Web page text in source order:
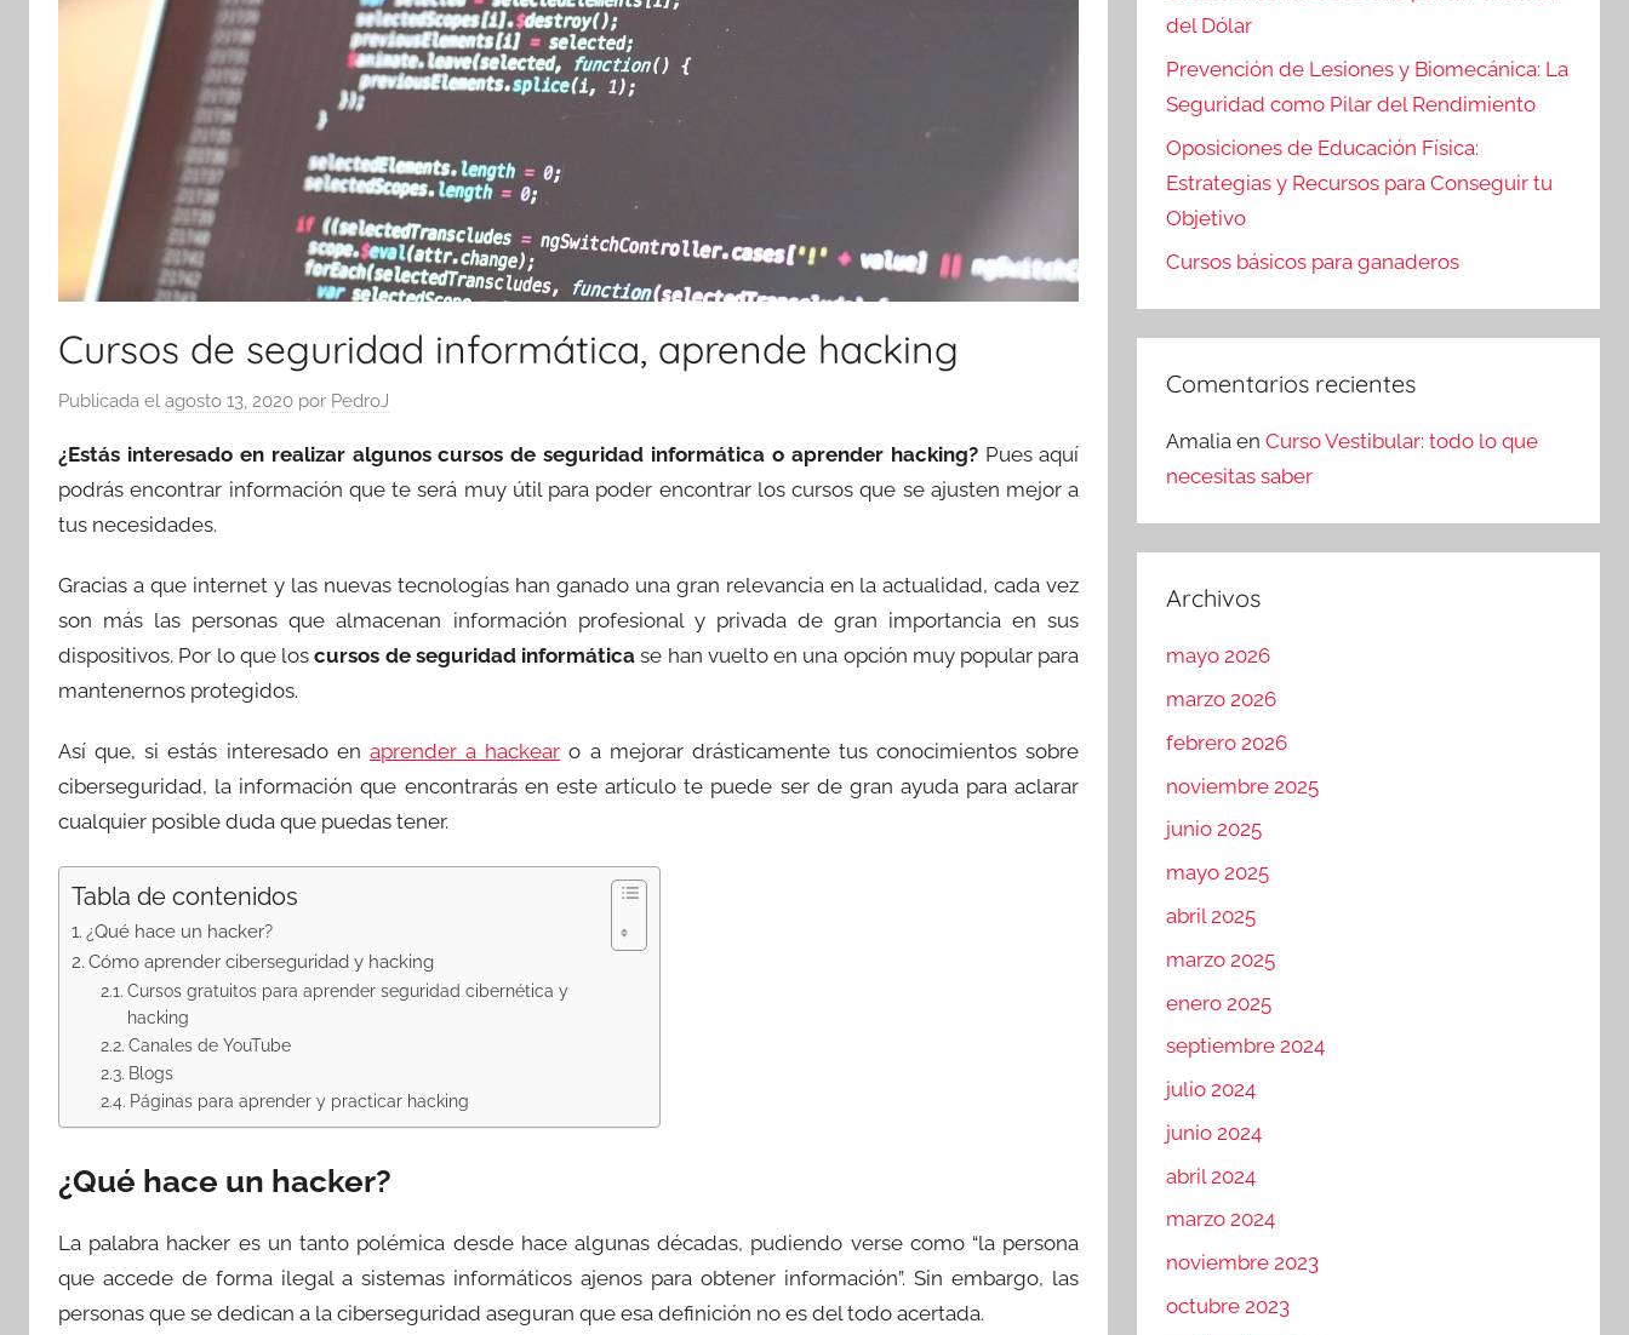
Cursos de seguridad informática, aprende hacking
Publicada el agosto 13, 2020 por PedroJ
¿Estás interesado en realizar algunos cursos de seguridad informática o aprender hacking?Pues aquí
podrás encontrar información que te será muy útil para poder encontrar los cursos que se ajusten mejor a
tus necesidades.
Gracias a que internet y las nuevas tecnologías han ganado una gran relevancia en la actualidad, cada vez
son más las personas que almacenan información profesional y privada de gran importancia en sus
dispositivos. Por lo que loscursos de seguridad informáticase han vuelto en una opción muy popular para
mantenernos protegidos.
Así que, si estás interesado en aprender a hackear o a mejorar drásticamente tus conocimientos sobre
ciberseguridad, la información que encontrarás en este artículo te puede ser de gran ayuda para aclarar
cualquier posible duda que puedas tener.
Tabla de contenidos
¿Qué hace un hacker?
Cómo aprender ciberseguridad y hacking
Cursos gratuitos para aprender seguridad cibernética y
hacking
Canales de YouTube
Blogs
Páginas para aprender y practicar hacking
¿Qué hace un hacker?
La palabra hacker es un tanto polémica desde hace algunas décadas, pudiendo verse como “la persona
que accede de forma ilegal a sistemas informáticos ajenos para obtener información”. Sin embargo, las
personas que se dedican a la ciberseguridad aseguran que esa definición no es del todo acertada.
del Dólar
Prevención de Lesiones y Biomecánica: La
Seguridad como Pilar del Rendimiento
Oposiciones de Educación Física:
Estrategias y Recursos para Conseguir tu
Objetivo
Cursos básicos para ganaderos
Comentarios recientes
Amalia enCurso Vestibular: todo lo que
necesitas saber
Archivos
mayo 2026
marzo 2026
febrero 2026
noviembre 2025
junio 2025
mayo 2025
abril 2025
marzo 2025
enero 2025
septiembre 2024
julio 2024
junio 2024
abril 2024
marzo 2024
noviembre 2023
octubre 2023